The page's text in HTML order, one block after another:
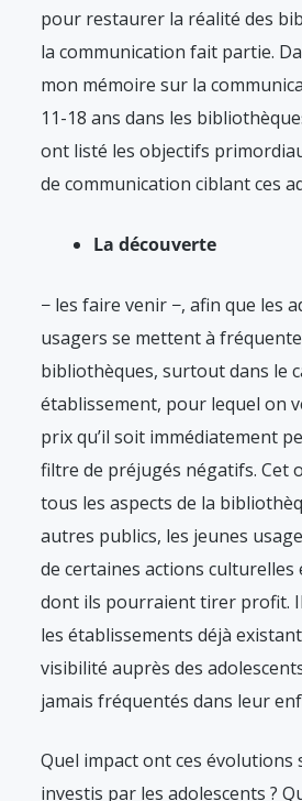
pour restaurer la réalité des
la communication fait partie.
mon mémoire sur la
11-18 ans dans les
ont listé les objectifs
de communication ciblant ces
La découverte
− les faire venir −, afin que les
usagers se mettent à
bibliothèques, surtout dans le
établissement, pour lequel on
prix qu’il soit immédiatement
filtre de préjugés négatifs. Cet
tous les aspects de la
autres publics, les jeunes
de certaines actions culturelles
dont ils pourraient tirer profit.
les établissements déjà
visibilité auprès des
jamais fréquentés dans leur
Quel impact ont ces évolutions
investis par les adolescents ?